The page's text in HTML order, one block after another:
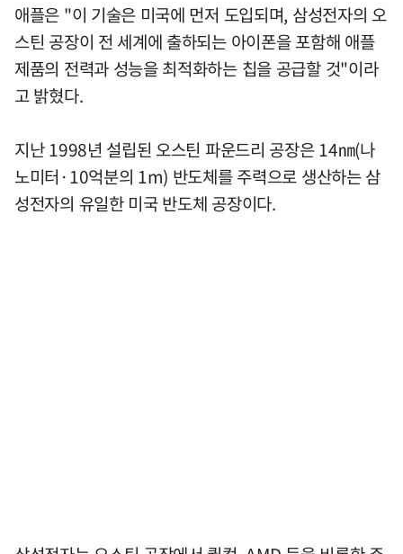
애플은 "이 기술은 미국에 먼저 도입되며, 삼성전자의 오
스틴 공장이 전 세계에 출하되는 아이폰을 포함해 애플
제품의 전력과 성능을 최적화하는 칩을 공급할 것"이라
고 밝혔다.
지난 1998년 설립된 오스틴 파운드리 공장은 14㎚(나
노미터·10억분의 1m) 반도체를 주력으로 생산하는 삼
성전자의 유일한 미국 반도체 공장이다.